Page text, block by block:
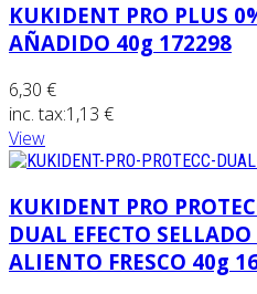
KUKIDENT PRO PLUS
AÑADIDO 40g 172298
6,30 €
inc. tax:1,13 €
View
KUKIDENT PRO
DUAL EFECTO SELLADO
ALIENTO FRESCO 40g